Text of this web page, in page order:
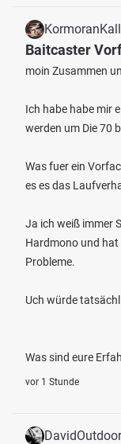
Baitcaster
moin Zusammen
Ich habe habe mir
werden um Die 70
Was fuer ein
es es das
Ja ich weiß immer
Hardmono und
Probleme.
Uch würde
Was sind eure
vor 1 Stunde
DavidOutdoor